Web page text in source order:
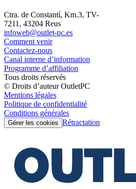
Ctra. de Constantí, Km.3, TV-
7211, 43204 Reus
infoweb@outlet-pc.es
Comment venir
Contactez-nous
Canal interne d’information
Programme d’affiliation
Tous droits réservés
© Droits d’auteur OutletPC
Mentions légales
Politique de confidentialité
Conditions générales
Gérer les cookies Rétractation